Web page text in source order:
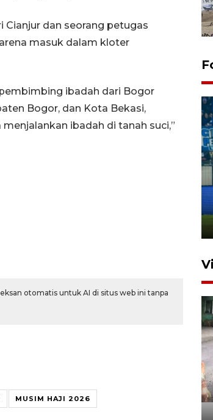
Cianjur dan seorang petugas
masuk dalam kloter
ibadah dari Bogor
Bogor, dan Kota Bekasi,
ibadah di tanah suci,”
otomatis untuk AI di situs web ini tanpa
MUSIM HAJI 2026
tetap kewenangan aparat
penegak hukum